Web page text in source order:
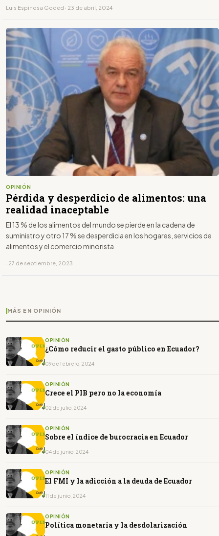
Luis Espinosa Goded · 23 de abril, 2024
OPINIÓN
Pérdida y desperdicio de alimentos: una
realidad inaceptable
El 13 % de los alimentos del mundo se pierde en la cadena de
suministro y otro 17 % se desperdicia en los hogares, servicios de
alimentos y el comercio minorista
· 27 de septiembre, 2023
MÁS EN OPINIÓN
OPINIÓN
¿Cómo reducir el gasto público en Ecuador?
09 de febrero, 2024
OPINIÓN
Crece el PIB pero no la economía
02 de julio, 2024
OPINIÓN
Sobre el índice de burocracia en Ecuador
04 de junio, 2024
OPINIÓN
El FMI y la adicción a la deuda de Ecuador
11 de junio, 2024
OPINIÓN
Política monetaria y la desdolarización